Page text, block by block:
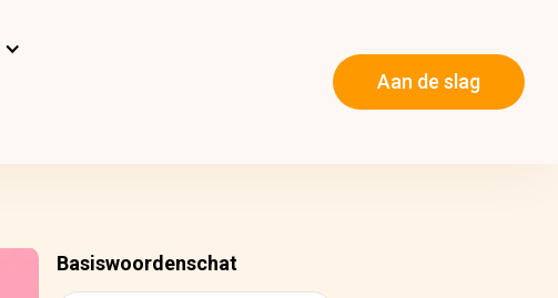
Aan de slag
Basiswoordenschat